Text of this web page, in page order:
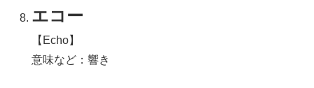
エコー
【Echo】
意味など：響き